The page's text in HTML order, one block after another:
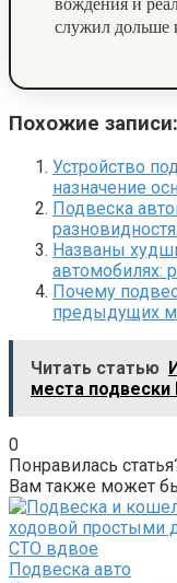
служил дольше
Похожие записи:
Устройство
назначение
Подвеска
Названы
автомобилях:
Почему
предыдущих
Читать статью
места подвески
0
Понравилась
Вам также может
Подвеска авто